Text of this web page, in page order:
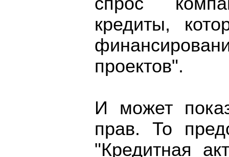
кредиты,
проектов".
И может
прав. То
"Кредитная